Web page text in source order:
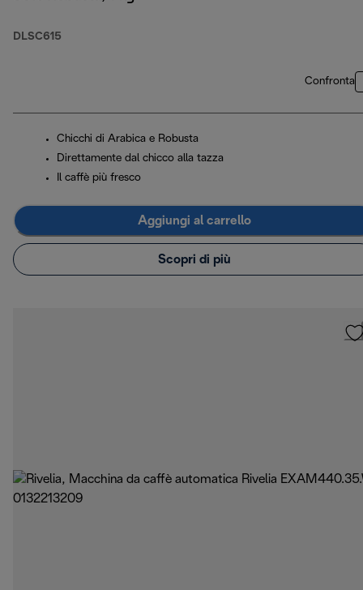
DLSC615
Confronta
Chicchi di Arabica e Robusta
Direttamente dal chicco alla tazza
Il caffè più fresco
Aggiungi al carrello
Scopri di più